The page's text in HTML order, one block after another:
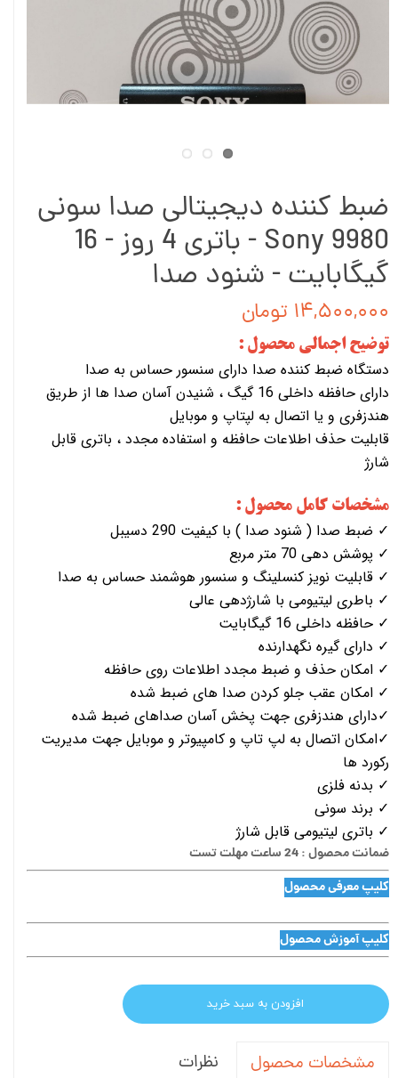
ضبط کننده دیجیتالی صدا سونی
Sony 9980 - باتری 4 روز - 16
گیگابایت - شنود صدا
۱۴,۵۰۰,۰۰۰ تومان
توضیح اجمالی محصول :
دستگاه ضبط کننده صدا دارای سنسور حساس به صدا
دارای حافظه داخلی 16 گیگ ، شنیدن آسان صدا ها از طریق
هندزفری و یا اتصال به لپتاپ و موبایل
قابلیت حذف اطلاعات حافظه و استفاده مجدد ، باتری قابل
شارژ
مشخصات کامل محصول :
✓ ضبط صدا ( شنود صدا ) با کیفیت 290 دسیبل
✓ پوشش دهی 70 متر مربع
✓ قابلیت نویز کنسلینگ و سنسور هوشمند حساس به صدا
✓ باطری لیتیومی با شارژدهی عالی
✓ حافظه داخلی 16 گیگابایت
✓ دارای گیره نگهدارنده
✓ امکان حذف و ضبط مجدد اطلاعات روی حافظه
✓ امکان عقب جلو کردن صدا های ضبط شده
✓دارای هندزفری جهت پخش آسان صداهای ضبط شده
✓امکان اتصال به لپ تاپ و کامپیوتر و موبایل جهت مدیریت
رکورد ها
✓ بدنه فلزی
✓ برند سونی
✓ باتری لیتیومی قابل شارژ
ضمانت محصول : 24 ساعت مهلت تست
کلیپ معرفی محصول
کلیپ آموزش محصول
افزودن به سبد خرید
مشخصات محصول نظرات